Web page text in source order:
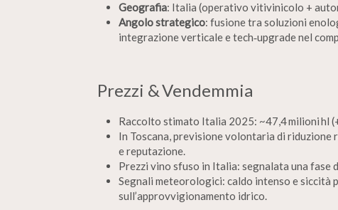
Geografia: Italia (operativo vitivinicolo +
Angolo strategico: fusione tra soluzioni
integrazione verticale e tech‑upgrade nel
Prezzi & Vendemmia
Raccolto stimato Italia 2025: ~47,4 milioni hl
In Toscana, previsione volontaria di riduzione
e reputazione.
Prezzi vino sfuso in Italia: segnalata una
Segnali meteorologici: caldo intenso e siccità
sull’approvvigionamento idrico.